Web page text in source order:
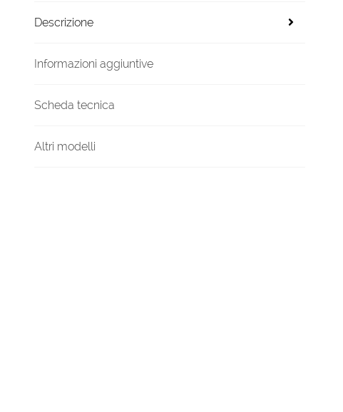
Descrizione
Informazioni aggiuntive
Scheda tecnica
Altri modelli